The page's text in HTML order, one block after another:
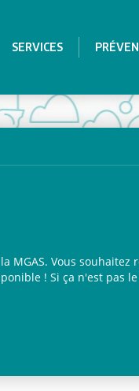
SERVICES
MGAS. Vous
! Si ça n'est pas